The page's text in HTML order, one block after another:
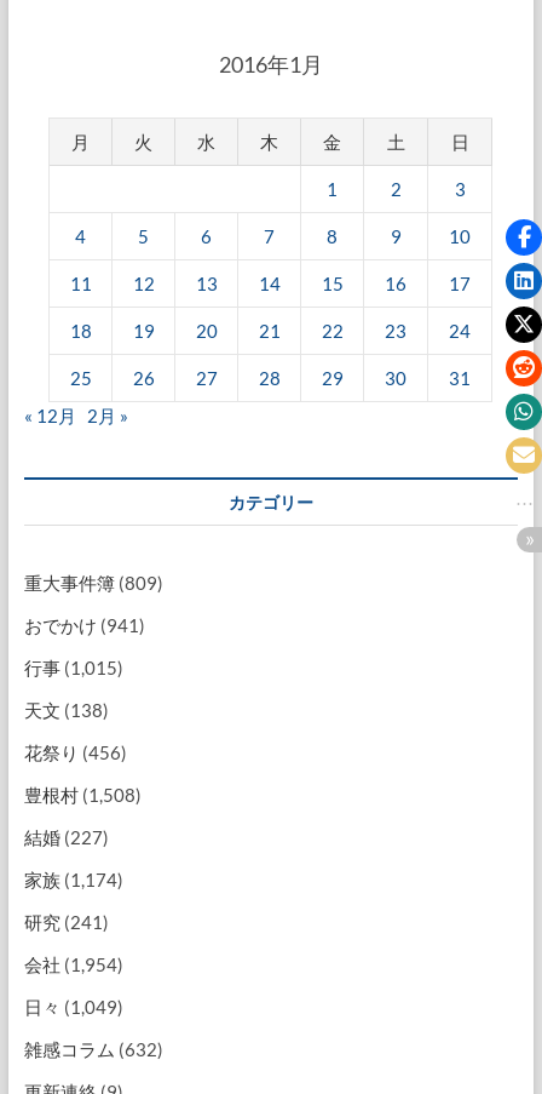
2016年1月
月 火 水 木 金 土 日
1 2 3
4 5 6 7 8 9 10
11 12 13 14 15 16 17
18 19 20 21 22 23 24
25 26 27 28 29 30
31
« 12月
2月 »
カテゴリー
重大事件簿(809)
おでかけ (941)
行事(1,015)
天文 (138)
花祭り (456)
豊根村(1,508)
結婚(227)
家族(1,174)
研究(241)
会社 (1,954)
日々 (1,049)
雑感コラム (632)